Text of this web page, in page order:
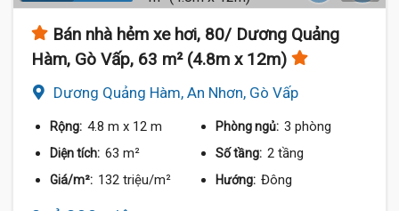
Bán nhà hẻm xe hơi, 80/ Dương Quảng
Hàm, Gò Vấp, 63 m² (4.8m x 12m)
Dương Quảng Hàm, An Nhơn, Gò Vấp
Rộng: 4.8 m x 12 m Phòng ngủ: 3 phòng
Diện tích: 63 m² Số tầng: 2 tầng
Giá/m²: 132 triệu/m² Hướng: Đông